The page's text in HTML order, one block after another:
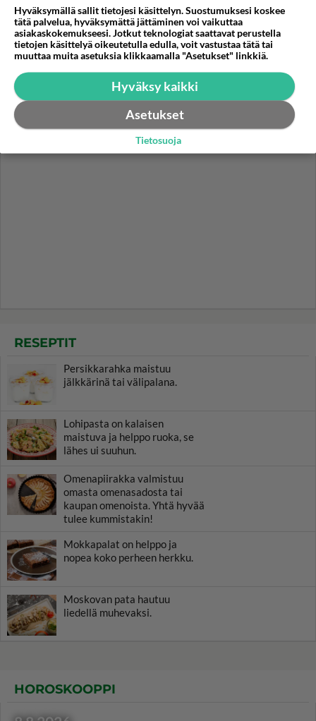
Helmi Loukasmäki?
Kun yksi kauhallinen ei riitä...
Tämä helppo arkiruoka ei jää
RESEPTIT
Persikkarahka maistuu
jälkkärinä tai välipalana.
Lohipasta on kalaisen
maistuva ja helppo ruoka, se
lähes ui suuhun.
Omenapiirakka valmistuu
omasta omenasadosta tai
kaupan omenoista. Yhtä hyvää
tulee kummistakin!
Mokkapalat on helppo ja
nopea koko perheen herkku.
Moskovan pata hautuu
liedellä muhevaksi.
HOROSKOOPPI
Hyväksymällä sallit tietojesi käsittelyn. Suostumuksesi koskee
tätä palvelua, hyväksymättä jättäminen voi vaikuttaa
asiakaskokemukseesi. Jotkut teknologiat saattavat perustella
tietojen käsittelyä oikeutetulla edulla, voit vastustaa tätä tai
muuttaa muita asetuksia klikkaamalla "Asetukset" linkkiä.
Hyväksy kaikki
Asetukset
Tietosuoja